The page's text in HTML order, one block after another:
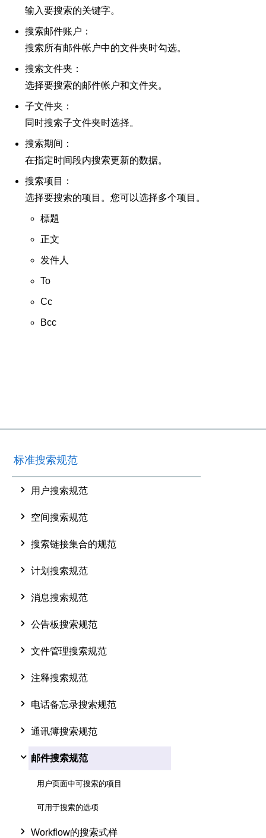
输入要搜索的关键字。
搜索邮件账户：
搜索所有邮件帐户中的文件夹时勾选。
搜索文件夹：
选择要搜索的邮件帐户和文件夹。
子文件夹：
同时搜索子文件夹时选择。
搜索期间：
在指定时间段内搜索更新的数据。
搜索项目：
选择要搜索的项目。您可以选择多个项目。
標題
正文
发件人
To
Cc
Bcc
标准搜索规范
用户搜索规范
空间搜索规范
搜索链接集合的规范
计划搜索规范
消息搜索规范
公告板搜索规范
文件管理搜索规范
注释搜索规范
电话备忘录搜索规范
通讯簿搜索规范
邮件搜索规范
用户页面中可搜索的项目
可用于搜索的选项
Workflow的搜索式样